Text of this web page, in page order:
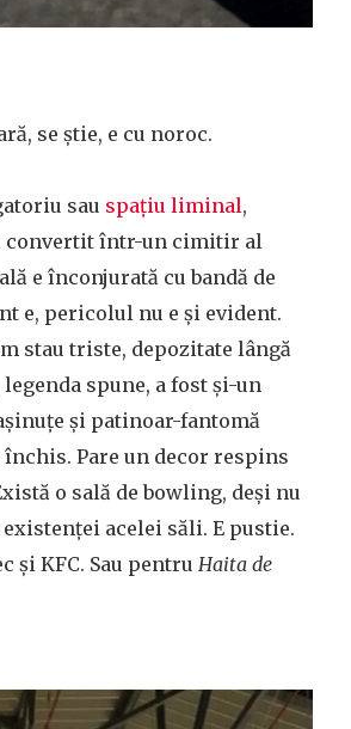
se știe, e cu noroc.
sau spațiu liminal,
convertit într-un cimitir al
e înconjurată cu bandă de
e, pericolul nu e și evident.
stau triste, depozitate lângă
spune, a fost și-un
și patinoar-fantomă
Pare un decor respins
o sală de bowling, deși nu
acelei săli. E pustie.
și KFC. Sau pentru Haita de